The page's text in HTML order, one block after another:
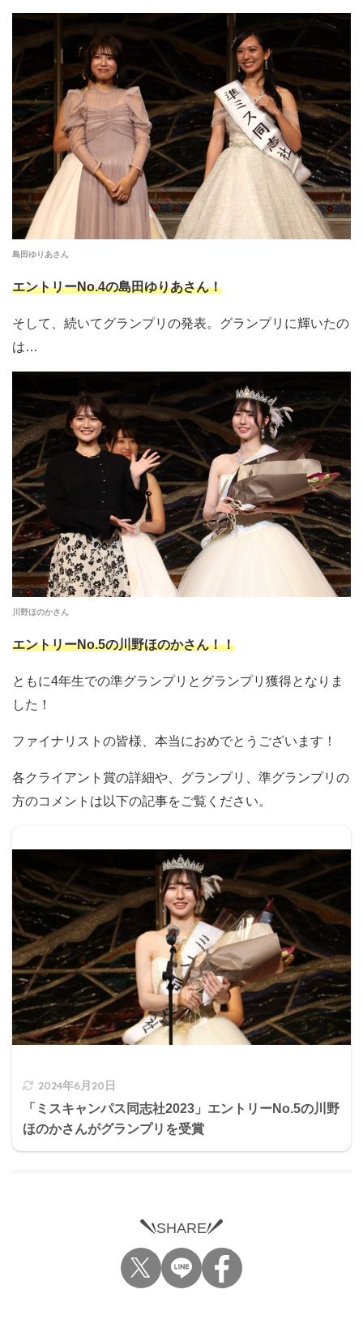
島田ゆりあさん
エントリーNo.4の島田ゆりあさん！
そして、続いてグランプリの発表。グランプリに輝いたの
は…
川野ほのかさん
エントリーNo.5の川野ほのかさん！！
ともに4年生での準グランプリとグランプリ獲得となりま
した！
ファイナリストの皆様、本当におめでとうございます！
各クライアント賞の詳細や、グランプリ、準グランプリの
方のコメントは以下の記事をご覧ください。
2024年6月20日
「ミスキャンパス同志社2023」エントリーNo.5の川野
ほのかさんがグランプリを受賞
SHARE